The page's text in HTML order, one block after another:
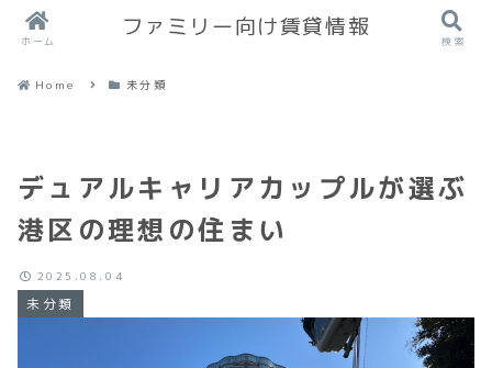
Home 未分類
デュアルキャリアカップルが選ぶ
港区の理想の住まい
未分類
2025.08.04
ホーム
ファミリー向け賃貸情報
検索